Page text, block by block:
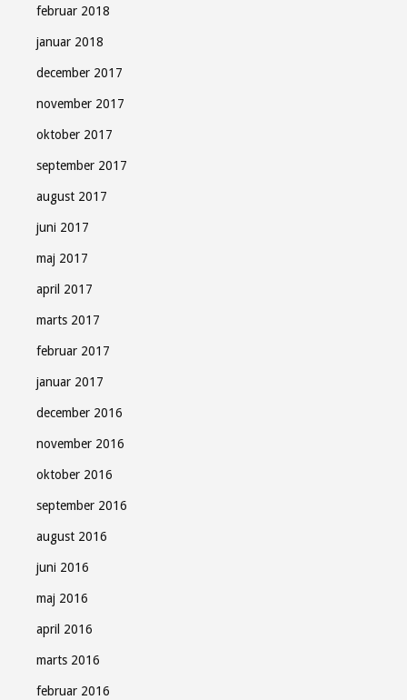
februar 2018
januar 2018
december 2017
november 2017
oktober 2017
september 2017
august 2017
juni 2017
maj 2017
april 2017
marts 2017
februar 2017
januar 2017
december 2016
november 2016
oktober 2016
september 2016
august 2016
juni 2016
maj 2016
april 2016
marts 2016
februar 2016